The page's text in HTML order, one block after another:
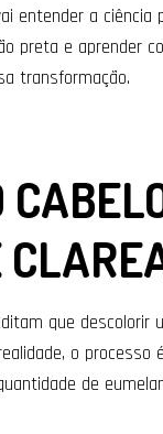
entender a
preta e aprender
transformação.
que descolorir
o
de